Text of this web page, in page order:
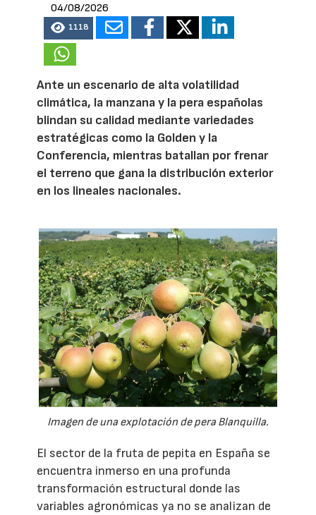
04/08/2026
1118
Ante un escenario de alta volatilidad
climática, la manzana y la pera españolas
blindan su calidad mediante variedades
estratégicas como la Golden y la
Conferencia, mientras batallan por frenar
el terreno que gana la distribución exterior
en los lineales nacionales.
Imagen de una explotación de pera Blanquilla.
El sector de la fruta de pepita en España se
encuentra inmerso en una profunda
transformación estructural donde las
variables agronómicas ya no se analizan de